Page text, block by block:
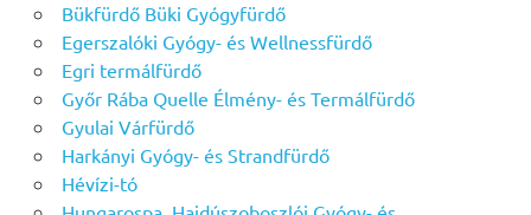
Bükfürdő Büki Gyógyfürdő
Egerszalóki Gyógy- és Wellnessfürdő
Egri termálfürdő
Győr Rába Quelle Élmény- és Termálfürdő
Gyulai Várfürdő
Harkányi Gyógy- és Strandfürdő
Hévízi-tó